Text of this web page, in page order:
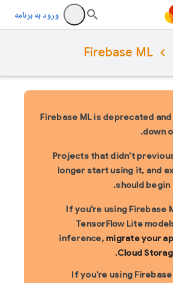
ورود به برنامه
Firebase ML
Firebase ML is deprecated
down
Projects that didn't
longer start using it, and
should begin
If you're using Firebase
TensorFlow Lite
inference, migrate your
Cloud
.
If you're using Firebase